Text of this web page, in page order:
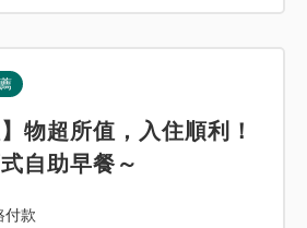
物超所值，入住順利！
自助早餐～
付款